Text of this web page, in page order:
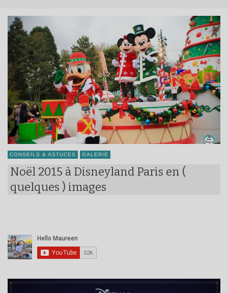
CONSEILS & ASTUCES GALERIE
Noël 2015 à Disneyland Paris en (
quelques ) images